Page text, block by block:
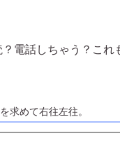
電話しちゃう？これ
求めて右往左往。